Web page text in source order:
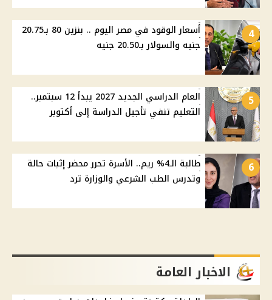
4
أسعار الوقود في مصر اليوم .. بنزين 80 بـ20.75
جنيه والسولار بـ20.50 جنيه
5
العام الدراسي الجديد 2027 يبدأ 12 سبتمبر..
التعليم تنفي تأجيل الدراسة إلى أكتوبر
6
طالبة الـ4% ريم.. الأسرة تحرر محضر إثبات حالة
وتدرس الطب الشرعي والوزارة ترد
الاخبار العامة